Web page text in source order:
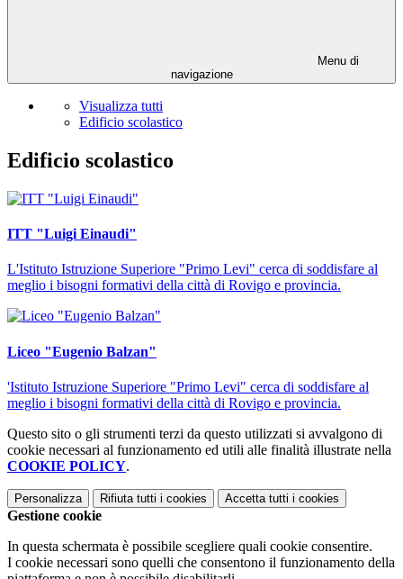
Menu di
navigazione
Visualizza tutti
Edificio scolastico
Edificio scolastico
ITT "Luigi Einaudi"
L'Istituto Istruzione Superiore "Primo Levi" cerca di soddisfare al
meglio i bisogni formativi della città di Rovigo e provincia.
Liceo "Eugenio Balzan"
'Istituto Istruzione Superiore "Primo Levi" cerca di soddisfare al
meglio i bisogni formativi della città di Rovigo e provincia.
Questo sito o gli strumenti terzi da questo utilizzati si avvalgono di
cookie necessari al funzionamento ed utili alle finalità illustrate nella
COOKIE POLICY.
Personalizza Rifiuta tutti i cookies Accetta tutti i cookies
Gestione cookie
In questa schermata è possibile scegliere quali cookie consentire.
I cookie necessari sono quelli che consentono il funzionamento della